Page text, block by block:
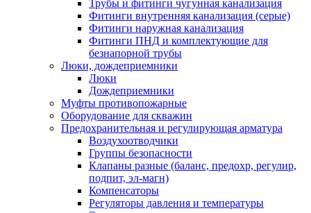
Трубы и фитинги чугунная канализация
Фитинги внутренняя канализация (серые)
Фитинги наружная канализация
Фитинги ПНД и комплектующие для
безнапорной трубы
Люки, дождеприемники
Люки
Дождеприемники
Муфты противопожарные
Оборудование для скважин
Предохранительная и регулирующая арматура
Воздухоотводчики
Группы безопасности
Клапаны разные (баланс, предохр, регулир,
подпит, эл-магн)
Компенсаторы
Регуляторы давления и температуры